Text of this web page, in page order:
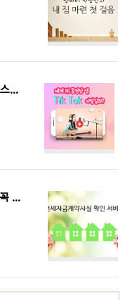
[IT 최신 정보] 요즘 10대, 페이스북과 스냅챗을 즈려밟고 틱톡으로! 전 세계에서 가장 많이 다운로드 된 동영상 앱 틱톡 소개
[금융정보 A to Z] 전세 자금 대출 전 꼭 필요한 이것! SCI평가정보 '전세자금 계약사실 확인 서비스' 그 현장을 가다!